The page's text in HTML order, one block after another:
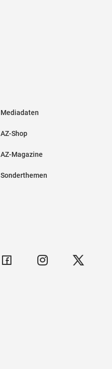
Mediadaten
AZ-Shop
AZ-Magazine
Sonderthemen